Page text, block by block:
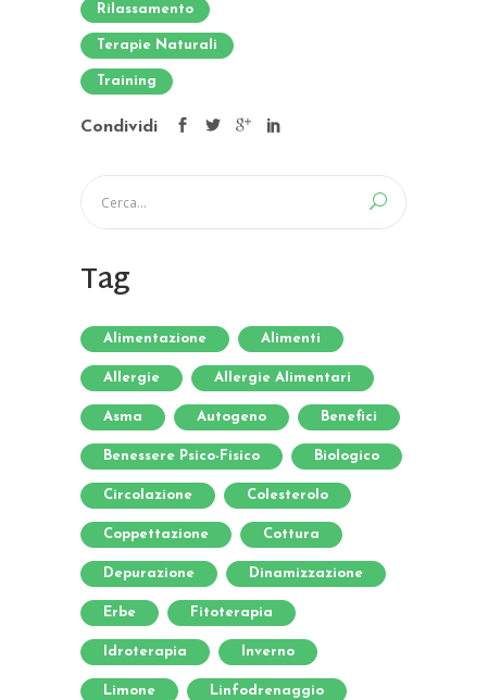
Rilassamento
Terapie Naturali
Training
Condividi
Tag
Alimentazione Alimenti
Allergie Allergie Alimentari
Asma Autogeno Benefici
Benessere Psico-Fisico Biologico
Circolazione Colesterolo
Coppettazione Cottura
Depurazione Dinamizzazione
Erbe Fitoterapia
Idroterapia Inverno
Limone Linfodrenaggio